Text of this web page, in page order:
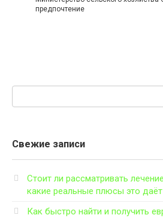
предпочтение
Свежие записи
Стоит ли рассматривать
какие реальные плюсы это
Как быстро найти и получить